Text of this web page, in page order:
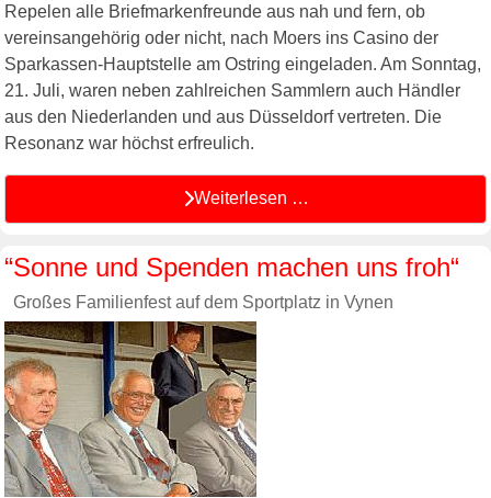
Repelen alle Briefmarkenfreunde aus nah und fern, ob
vereinsangehörig oder nicht, nach Moers ins Casino der
Sparkassen-Hauptstelle am Ostring eingeladen. Am Sonntag,
21. Juli, waren neben zahlreichen Sammlern auch Händler
aus den Niederlanden und aus Düsseldorf vertreten. Die
Resonanz war höchst erfreulich.
Weiterlesen …
“Sonne und Spenden machen uns froh“
Großes Familienfest auf dem Sportplatz in Vynen